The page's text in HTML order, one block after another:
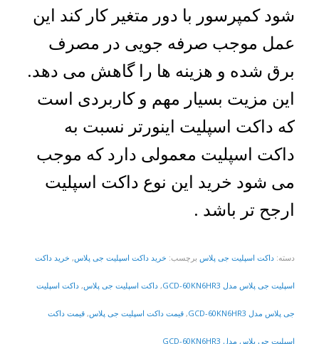
شود کمپرسور با دور متغیر کار کند این
عمل موجب صرفه جویی در مصرف
برق شده و هزینه ها را گاهش می دهد.
این مزیت بسیار مهم و کاربردی است
که داکت اسپلیت اینورتر نسبت به
داکت اسپلیت معمولی دارد که موجب
می شود خرید این نوع داکت اسپلیت
ارجح تر باشد .
دسته: داکت اسپلیت جی پلاس برچسب: خرید داکت اسپلیت جی پلاس, خرید داکت
اسپلیت جی پلاس مدل GCD-60KN6HR3 , داکت اسپلیت جی پلاس, داکت اسپلیت
جی پلاس مدل GCD-60KN6HR3 , قیمت داکت اسپلیت جی پلاس, قیمت داکت
اسپلیت جی پلاس مدل GCD-60KN6HR3